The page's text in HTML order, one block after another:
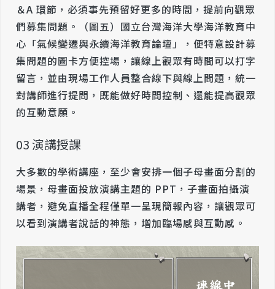
＆A 環節，必須事先預留好更多的時間，提前向觀眾
們募集問題。（圖五）國立台灣海洋大學海洋教育中
心「氣候變遷與永續海洋教育論壇」，便特意設計募
集問題的圖卡方便控場，讓線上觀眾有時間可以打字
留言，並由現場工作人員整合線下與線上問題，統一
對講師進行提問，既能做好時間控制、還能提高觀眾
的互動意願。
03 演講授課
大多數的學術講座，至少會安排一個子母畫面分割的
場景，母畫面投放演講主題的 PPT，子畫面拍攝演
講者，避免直播全程僅單一呈現簡報內容，讓觀眾可
以看到演講者說話的神態，增加臨場感與互動感。